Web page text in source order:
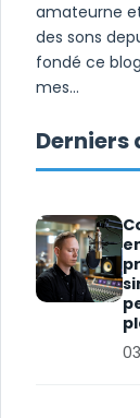
amateurne
des sons
fondé ce
mes...